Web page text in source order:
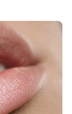
tue labbra !